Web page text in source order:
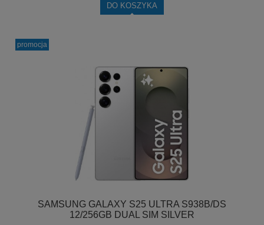
DO KOSZYKA
SAMSUNG GALAXY S25 ULTRA S938B/DS
12/256GB DUAL SIM SILVER
promocja